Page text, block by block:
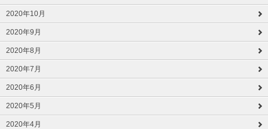
2020年10月
2020年9月
2020年8月
2020年7月
2020年6月
2020年5月
2020年4月